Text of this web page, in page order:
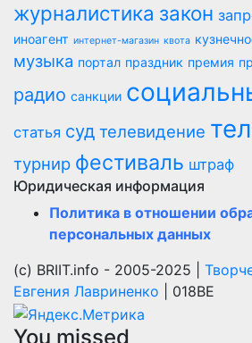
журналистика закон
иноагент интернет-магазин квота
музыка портал праздник премия
радио санкции
статья суд телевидение
турнир фестиваль штраф
Юридическая информация
Политика в отношении
персональных данных
(с) BRIIT.info - 2005-2025 |
Евгения Лавриненко | 018BE
You missed